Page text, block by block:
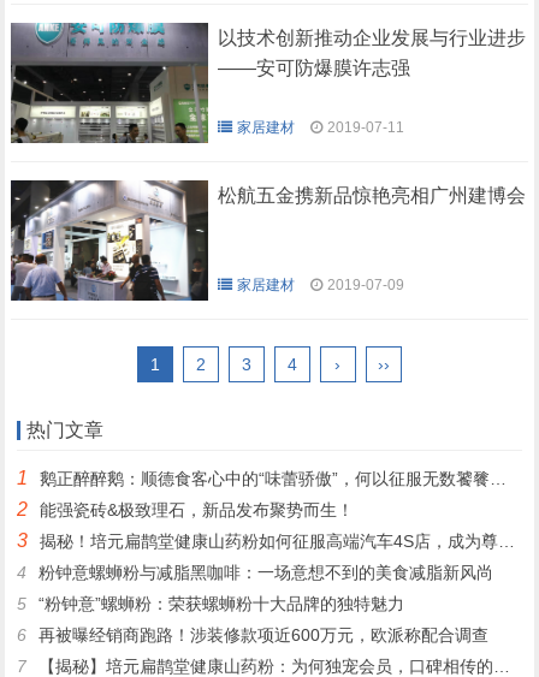
以技术创新推动企业发展与行业进步
——安可防爆膜许志强
家居建材 2019-07-11
松航五金携新品惊艳亮相广州建博会
家居建材 2019-07-09
1 2 3 4 › ››
热门文章
1 鹅正醉醉鹅：顺德食客心中的“味蕾骄傲”，何以征服无数饕餮之心？
2 能强瓷砖&极致理石，新品发布聚势而生！
3
揭秘！培元扁鹊堂健康山药粉如何征服高端汽车4S店，成为尊贵客户的定制之选
4
粉钟意螺蛳粉与减脂黑咖啡：一场意想不到的美食减脂新风尚
5
“粉钟意”螺蛳粉：荣获螺蛳粉十大品牌的独特魅力
6
再被曝经销商跑路！涉装修款项近600万元，欧派称配合调查
7
【揭秘】培元扁鹊堂健康山药粉：为何独宠会员，口碑相传的秘密！